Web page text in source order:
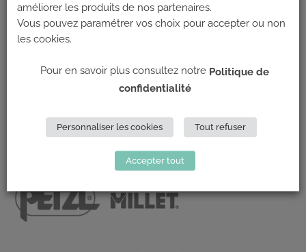
ADRESSE
Climb Up (Siège social)
148 Avenue Jean Jaurès
NOUS CONTACTER
LES PARTENAIRES
améliorer les produits de nos partenaires.
Vous pouvez paramétrer vos choix pour accepter ou non
les cookies.
Pour en savoir plus consultez notre Politique de
confidentialité
Personnaliser les cookies Tout refuser
Accepter tout